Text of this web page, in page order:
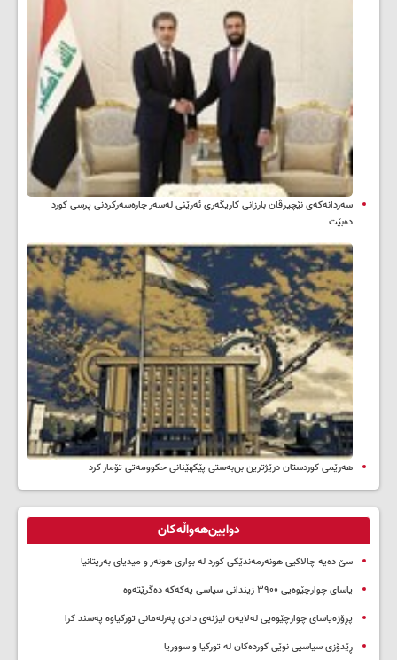
سه‌ردانه‌کەی نێچیرڤان بارزانی كاریگه‌ری ئه‌رێنی له‌سه‌ر چاره‌سه‌ركردنی پرسی كورد
ده‌بێت
هەرێمی کوردستان درێژترین بن‌بەستی پێکهێنانی حکوومەتی تۆمار کرد
دوایین‌هەواڵەکان
سێ دەیە چالاکیی هونەرمەندێکی کورد لە بواری هونەر و میدیای بەریتانیا
یاسای چوارچێوەیی ۳۹۰۰ زیندانی سیاسی پەکەکە دەگرێتەوە
پڕۆژەیاسای چوارچێوەیی لەلایەن لیژنەی دادی پەرلەمانی تورکیاوە پەسند کرا
ڕێدۆزی سیاسیی نوێی کوردەکان لە تورکیا و سووریا